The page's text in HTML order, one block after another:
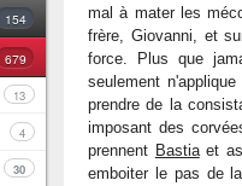
154
679
13
4
30
mal à mater les
frère, Giovanni, et
force. Plus que
seulement
prendre de la
imposant des
prennent Bastiaet
emboiter le pas de